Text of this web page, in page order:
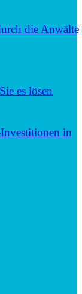
die
es lösen
in